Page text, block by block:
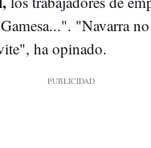
"Navarra
ha opinado.